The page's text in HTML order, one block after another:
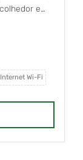
e
em HD,
de
de
de varanda
Internet Wi-Fi